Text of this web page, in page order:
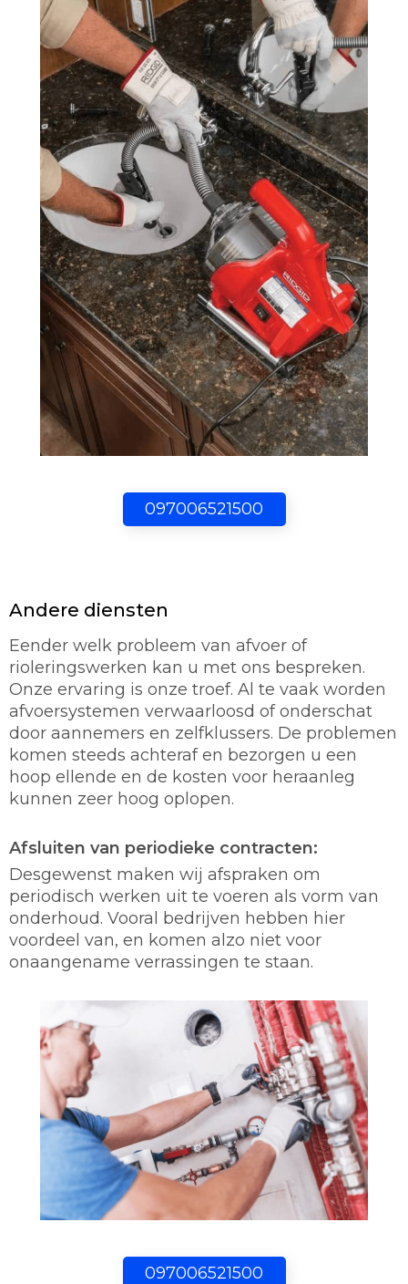
097006521500
097006521500
Andere diensten
Eender welk probleem van afvoer of
rioleringswerken kan u met ons bespreken.
Onze ervaring is onze troef. Al te vaak worden
afvoersystemen verwaarloosd of onderschat
door aannemers en zelfklussers. De problemen
komen steeds achteraf en bezorgen u een
hoop ellende en de kosten voor heraanleg
kunnen zeer hoog oplopen.
Afsluiten van periodieke contracten:
Desgewenst maken wij afspraken om
periodisch werken uit te voeren als vorm van
onderhoud. Vooral bedrijven hebben hier
voordeel van, en komen alzo niet voor
onaangename verrassingen te staan.